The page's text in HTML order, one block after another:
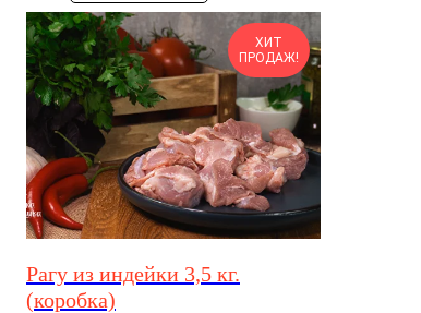
ХИТ
ПРОДАЖ!
Paгу из индейки 3,5 кг.
(коробка)